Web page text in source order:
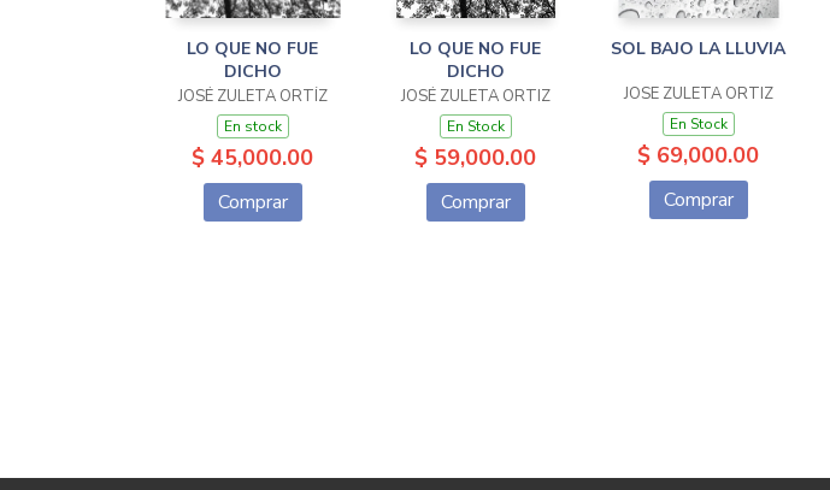
LO QUE NO FUE
DICHO
JOSÉ ZULETA ORTÍZ
En stock
$ 45,000.00
Comprar
LO QUE NO FUE
DICHO
JOSÉ ZULETA ORTIZ
En Stock
$ 59,000.00
Comprar
SOL BAJO LA LLUVIA
JOSE ZULETA ORTIZ
En Stock
$ 69,000.00
Comprar